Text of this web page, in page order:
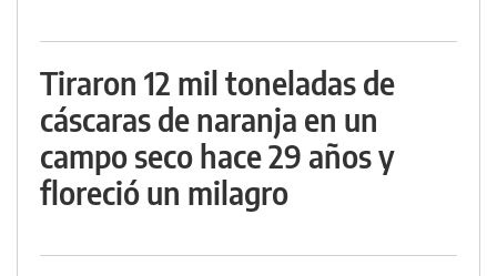
Tiraron 12 mil toneladas de
cáscaras de naranja en un
campo seco hace 29 años y
floreció un milagro